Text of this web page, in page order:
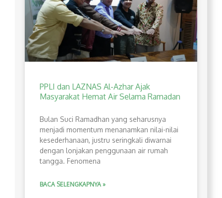
PPLI dan LAZNAS Al-Azhar Ajak
Masyarakat Hemat Air Selama Ramadan
Bulan Suci Ramadhan yang seharusnya
menjadi momentum menanamkan nilai-nilai
kesederhanaan, justru seringkali diwarnai
dengan lonjakan penggunaan air rumah
tangga. Fenomena
BACA SELENGKAPNYA »